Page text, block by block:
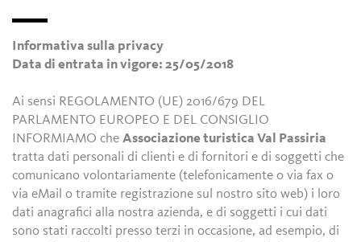
Informativa sulla privacy
Data di entrata in vigore: 25/05/2018
Ai sensi REGOLAMENTO (UE) 2016/679 DEL
PARLAMENTO EUROPEO E DEL CONSIGLIO
INFORMIAMO cheAssociazione turistica Val Passiria
tratta dati personali di clienti e di fornitori e di soggetti che
comunicano volontariamente (telefonicamente o via fax o
via eMail o tramite registrazione sul nostro sito web) i loro
dati anagrafici alla nostra azienda, e di soggetti i cui dati
sono stati raccolti presso terzi in occasione, ad esempio, di